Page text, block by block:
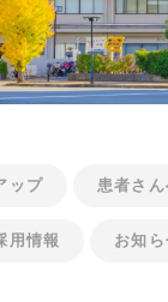
ップ 患者さん
用情報 お知ら